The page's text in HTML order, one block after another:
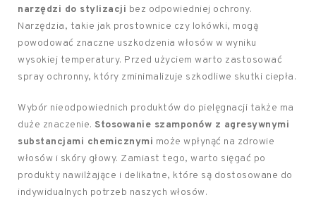
narzędzi do stylizacji bez odpowiedniej ochrony.
Narzędzia, takie jak prostownice czy lokówki, mogą
powodować znaczne uszkodzenia włosów w wyniku
wysokiej temperatury. Przed użyciem warto zastosować
spray ochronny, który zminimalizuje szkodliwe skutki ciepła.
Wybór nieodpowiednich produktów do pielęgnacji także ma
duże znaczenie. Stosowanie szamponów z agresywnymi
substancjami chemicznymi może wpłynąć na zdrowie
włosów i skóry głowy. Zamiast tego, warto sięgać po
produkty nawilżające i delikatne, które są dostosowane do
indywidualnych potrzeb naszych włosów.